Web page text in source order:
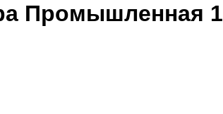
Промышленная 1